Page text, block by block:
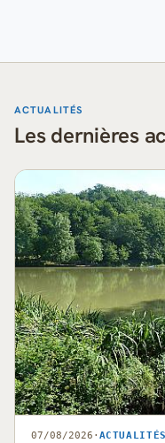
ACTUALITÉS
Les dernières
07/08/2026 · ACTUALITÉS